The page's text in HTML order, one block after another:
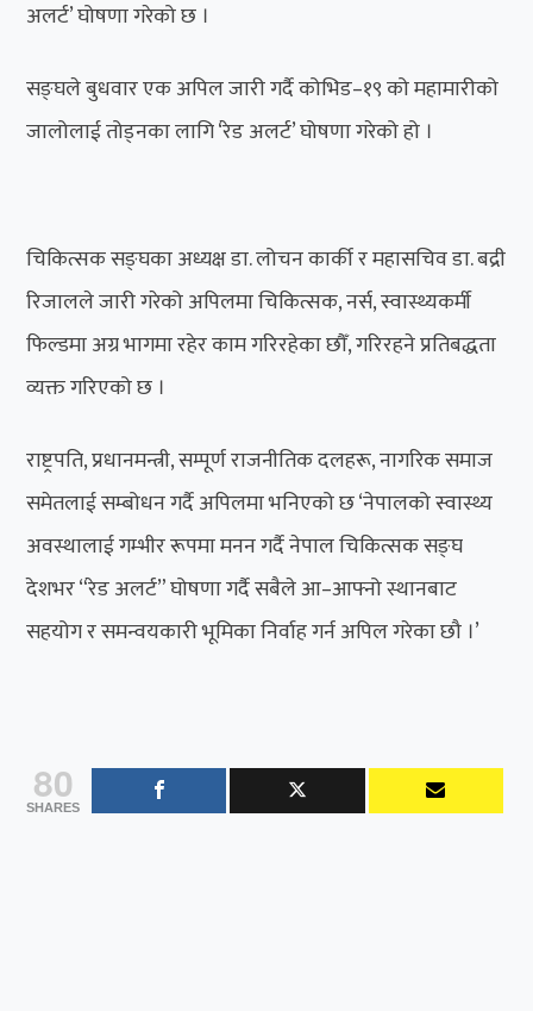
अलर्ट’ घोषणा गरेको छ ।
सङ्घले बुधवार एक अपिल जारी गर्दै कोभिड–१९ को महामारीको
जालोलाई तोड्नका लागि ‘रेड अलर्ट’ घोषणा गरेको हो ।
चिकित्सक सङ्घका अध्यक्ष डा. लोचन कार्की र महासचिव डा. बद्री
रिजालले जारी गरेको अपिलमा चिकित्सक, नर्स, स्वास्थ्यकर्मी
फिल्डमा अग्र भागमा रहेर काम गरिरहेका छौँ, गरिरहने प्रतिबद्धता
व्यक्त गरिएको छ ।
राष्ट्रपति, प्रधानमन्त्री, सम्पूर्ण राजनीतिक दलहरू, नागरिक समाज
समेतलाई सम्बोधन गर्दै अपिलमा भनिएको छ ‘नेपालको स्वास्थ्य
अवस्थालाई गम्भीर रूपमा मनन गर्दै नेपाल चिकित्सक सङ्घ
देशभर “रेड अलर्ट” घोषणा गर्दै सबैले आ–आफ्नो स्थानबाट
सहयोग र समन्वयकारी भूमिका निर्वाह गर्न अपिल गरेका छौ ।’
80
SHARES